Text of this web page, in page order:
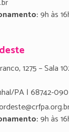
9h às
1275 – Sala
PA | 68742-090
9h às